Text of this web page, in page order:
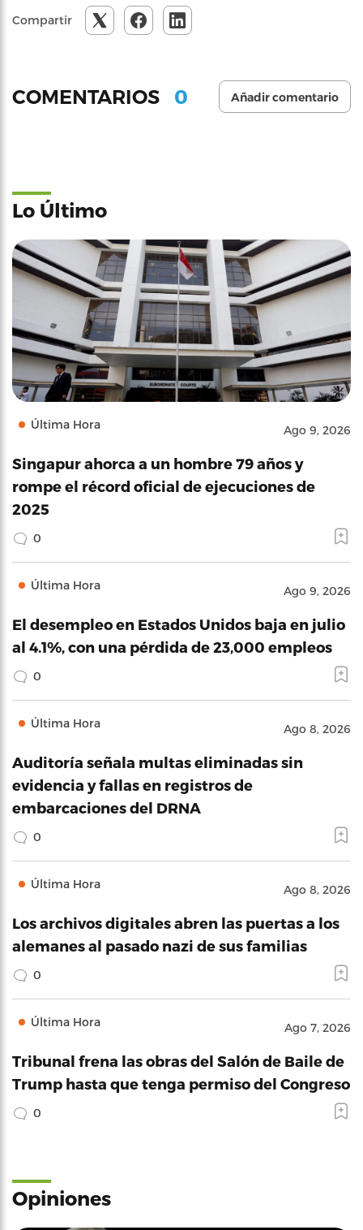
Compartir
COMENTARIOS 0 Añadir comentario
Lo Último
Última Hora Ago 9, 2026
Singapur ahorca a un hombre 79 años y
rompe el récord oficial de ejecuciones de
2025
0
Última Hora Ago 9, 2026
El desempleo en Estados Unidos baja en julio
al 4.1%, con una pérdida de 23,000 empleos
0
Última Hora Ago 8, 2026
Auditoría señala multas eliminadas sin
evidencia y fallas en registros de
embarcaciones del DRNA
0
Última Hora Ago 8, 2026
Los archivos digitales abren las puertas a los
alemanes al pasado nazi de sus familias
0
Última Hora Ago 7, 2026
Tribunal frena las obras del Salón de Baile de
Trump hasta que tenga permiso del Congreso
0
Opiniones